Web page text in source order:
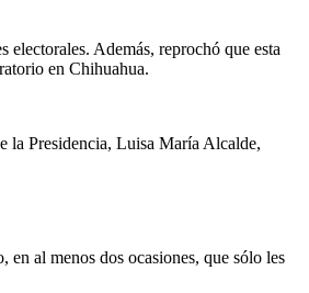
Además, reprochó que esta
en Chihuahua.
la Presidencia, Luisa María Alcalde,
al menos dos ocasiones, que sólo les